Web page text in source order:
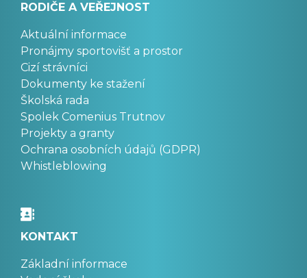
RODIČE A VEŘEJNOST
Aktuální informace
Pronájmy sportovišť a prostor
Cizí strávníci
Dokumenty ke stažení
Školská rada
Spolek Comenius Trutnov
Projekty a granty
Ochrana osobních údajů (GDPR)
Whistleblowing
KONTAKT
Základní informace